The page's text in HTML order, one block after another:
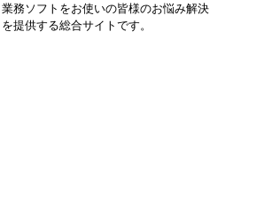
業務ソフトをお使いの皆様のお悩み解決
を提供する総合サイトです。